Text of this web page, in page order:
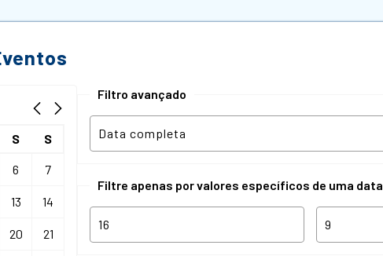
S S
6 7
13 14
20 21
Filtro avançado
Filtre apenas por valores específicos de uma data